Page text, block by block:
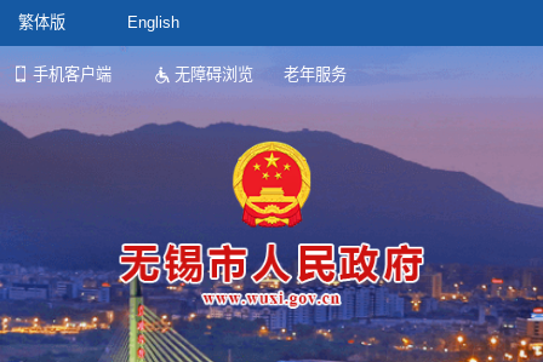
繁体版 English
手机客户端 无障碍浏览 老年服务